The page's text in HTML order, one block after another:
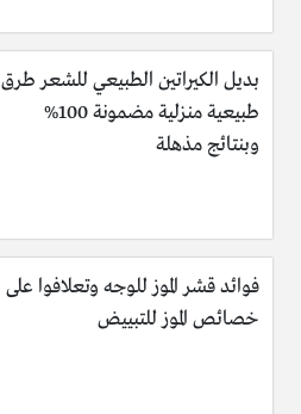
بديل الكيراتين الطبيعي للشعر طرق
طبيعية منزلية مضمونة 100%
وبنتائج مذهلة
فوائد قشر الموز للوجه وتعلافوا على
خصائص الموز للتبييض